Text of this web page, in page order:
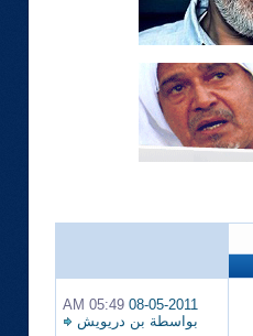
08-05-2011
05:49 AM
بواسطة بن دريويش